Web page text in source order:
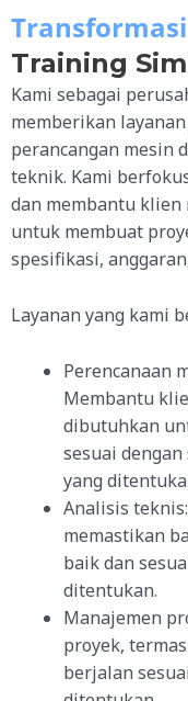
Training
Kami sebagai
memberikan
perancangan mesin
teknik. Kami
dan membantu
untuk membuat
spesifikasi,
Layanan yang kami
Perencanaan
Membantu
dibutuhkan
sesuai
yang
Analisis
memastikan
baik dan
ditentukan.
Manajemen
proyek,
berjalan